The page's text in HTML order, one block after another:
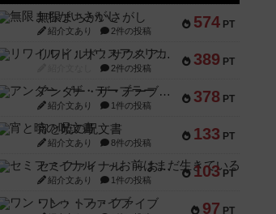
574 PT
無限まちがいさがし
紹介文あり 2件の投稿
389 PT
リワイルド：サウスアメリカ
2件の投稿
378 PT
アンダー・ザ・テーブラー
紹介文あり 1件の投稿
133 PT
宵と暁の呪文書
紹介文あり 8件の投稿
103 PT
セミファイナル ～お前はまだ生きている～
紹介文あり 1件の投稿
97 PT
ワン・トゥ・ファイブ